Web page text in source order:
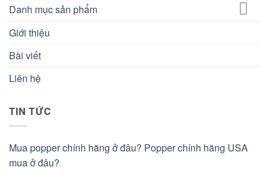
Danh mục sản phẩm
Giới thiệu
Bài viết
Liên hệ
TIN TỨC
Mua popper chính hãng ở đâu? Popper chính hãng USA
mua ở đâu?